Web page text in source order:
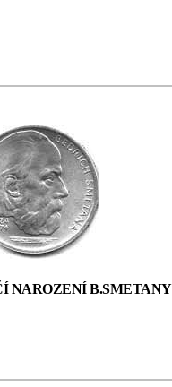
NAROZENÍ B.SMETANY